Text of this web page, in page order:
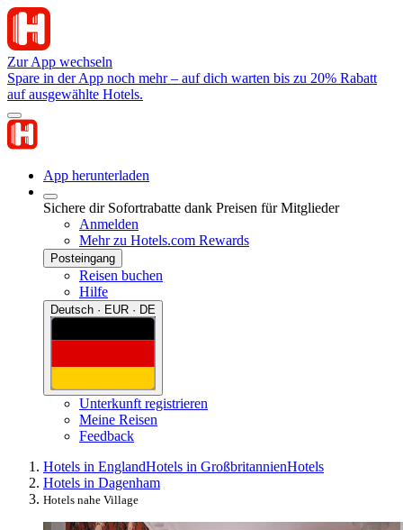
Zur App wechseln
Spare in der App noch mehr – auf dich warten bis zu 20% Rabatt
auf ausgewählte Hotels.
App herunterladen
Sichere dir Sofortrabatte dank Preisen für Mitglieder
Anmelden
Mehr zu Hotels.com Rewards
Posteingang
Reisen buchen
Hilfe
Deutsch · EUR · DE
Unterkunft registrieren
Meine Reisen
Feedback
Hotels in EnglandHotels in GroßbritannienHotels
Hotels in Dagenham
Hotels nahe Village